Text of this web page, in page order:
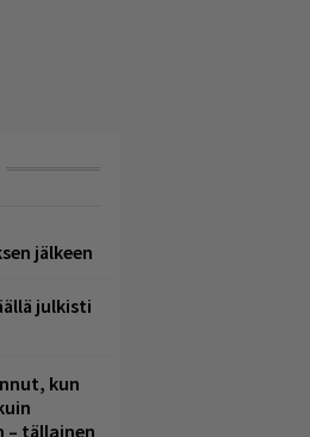
jälkeen
julkisti
kun
– tällainen